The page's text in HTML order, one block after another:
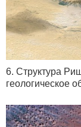
6. Структура
геологическое